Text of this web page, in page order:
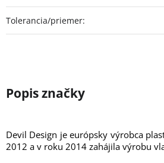
Tolerancia/priemer:
Devil Design je európsky výrobca
2012 a v roku 2014 zahájila výrobu